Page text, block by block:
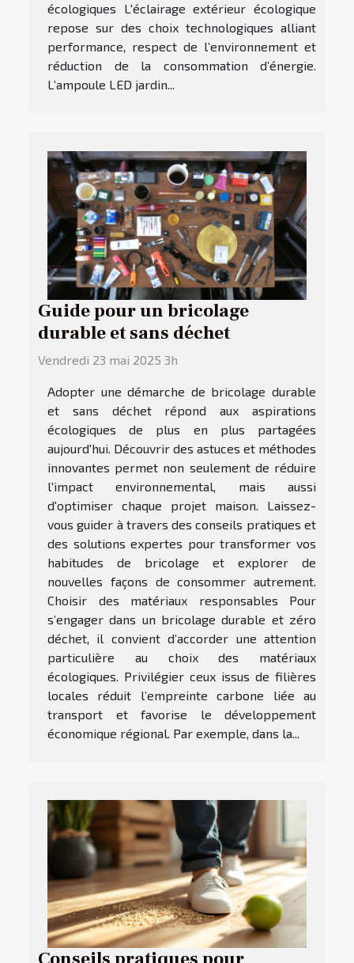
écologiques L'éclairage extérieur écologique
repose sur des choix technologiques alliant
performance, respect de l’environnement et
réduction de la consommation d’énergie.
L’ampoule LED jardin...
Guide pour un bricolage
durable et sans déchet
Vendredi 23 mai 2025 3h
Adopter une démarche de bricolage durable
et sans déchet répond aux aspirations
écologiques de plus en plus partagées
aujourd'hui. Découvrir des astuces et méthodes
innovantes permet non seulement de réduire
l'impact environnemental, mais aussi
d'optimiser chaque projet maison. Laissez-
vous guider à travers des conseils pratiques et
des solutions expertes pour transformer vos
habitudes de bricolage et explorer de
nouvelles façons de consommer autrement.
Choisir des matériaux responsables Pour
s’engager dans un bricolage durable et zéro
déchet, il convient d’accorder une attention
particulière au choix des matériaux
écologiques. Privilégier ceux issus de filières
locales réduit l’empreinte carbone liée au
transport et favorise le développement
économique régional. Par exemple, dans la...